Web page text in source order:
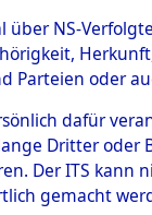
über NS-
Parteien oder
dafür
Dritter
Der ITS
gemacht